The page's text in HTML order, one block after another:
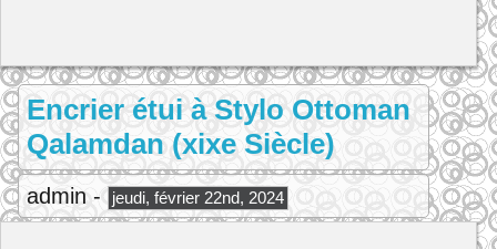
Encrier étui à Stylo Ottoman
Qalamdan (xixe Siècle)
admin - jeudi, février 22nd, 2024